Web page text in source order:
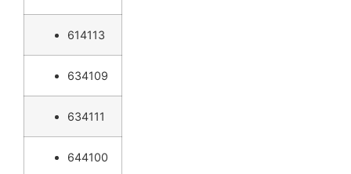
614113
634109
634111
644100